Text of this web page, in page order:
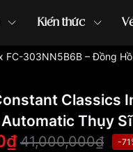
Kiến thức
FC-303NN5B6B – Đồng
Classics
Thụy
41,000,000₫ -